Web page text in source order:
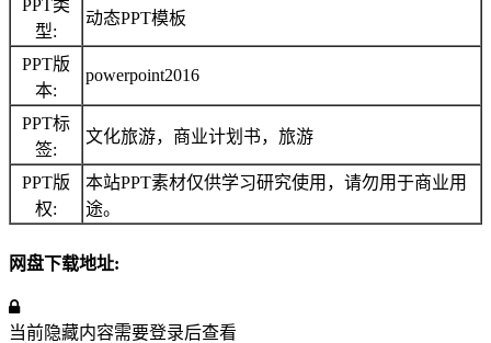
PPT类
型:
动态PPT模板
PPT版
本:
powerpoint2016
PPT标
签:
文化旅游，商业计划书，旅游
PPT版
权:
本站PPT素材仅供学习研究使用，请勿用于商业用
途。
网盘下载地址:
当前隐藏内容需要登录后查看